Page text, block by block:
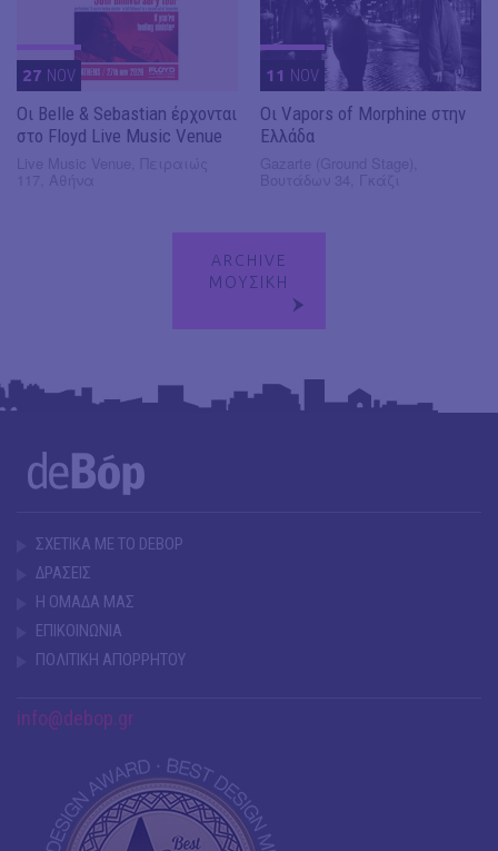
27 NOV
Οι Belle & Sebastian έρχονται
στο Floyd Live Music Venue
11 NOV
Οι Vapors of Morphine στην
Ελλάδα
ARCHIVE
ΜΟΥΣΙΚΗ
ΣΧΕΤΙΚΑ ΜΕ ΤΟ DEBOP
ΔΡΑΣΕΙΣ
Η ΟΜΑΔΑ ΜΑΣ
ΕΠΙΚΟΙΝΩΝΙΑ
ΠΟΛΙΤΙΚΗ ΑΠΟΡΡΗΤΟΥ
info@debop.gr